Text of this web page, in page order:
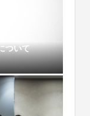
ついて